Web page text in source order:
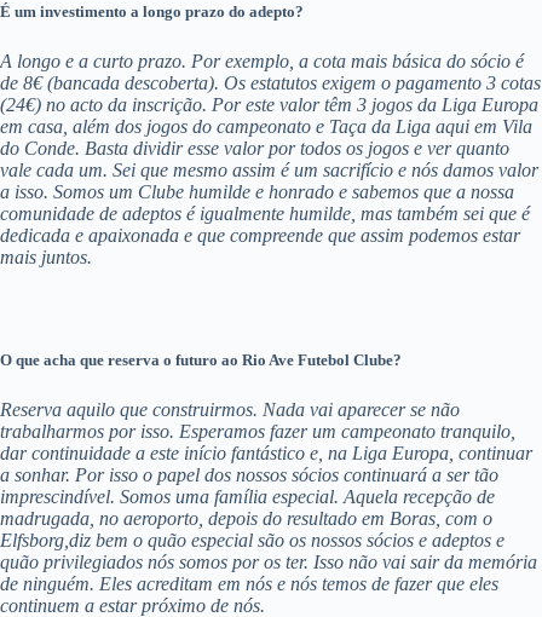
É um investimento a longo prazo do adepto?
A longo e a curto prazo. Por exemplo, a cota mais básica do sócio é
de 8€ (bancada descoberta). Os estatutos exigem o pagamento 3 cotas
(24€) no acto da inscrição. Por este valor têm 3 jogos da Liga Europa
em casa, além dos jogos do campeonato e Taça da Liga aqui em Vila
do Conde. Basta dividir esse valor por todos os jogos e ver quanto
vale cada um. Sei que mesmo assim é um sacrifício e nós damos valor
a isso. Somos um Clube humilde e honrado e sabemos que a nossa
comunidade de adeptos é igualmente humilde, mas também sei que é
dedicada e apaixonada e que compreende que assim podemos estar
mais juntos.
O que acha que reserva o futuro ao Rio Ave Futebol Clube?
Reserva aquilo que construirmos. Nada vai aparecer se não
trabalharmos por isso. Esperamos fazer um campeonato tranquilo,
dar continuidade a este início fantástico e, na Liga Europa, continuar
a sonhar. Por isso o papel dos nossos sócios continuará a ser tão
imprescindível. Somos uma família especial. Aquela recepção de
madrugada, no aeroporto, depois do resultado em Boras, com o
Elfsborg,diz bem o quão especial são os nossos sócios e adeptos e
quão privilegiados nós somos por os ter. Isso não vai sair da memória
de ninguém. Eles acreditam em nós e nós temos de fazer que eles
continuem a estar próximo de nós.